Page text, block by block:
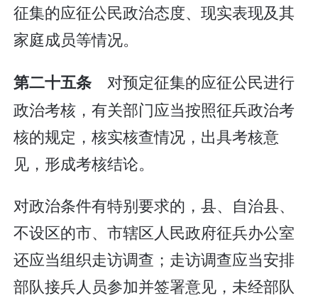
征集的应征公民政治态度、现实表现及其
家庭成员等情况。
第二十五条 对预定征集的应征公民进行
政治考核，有关部门应当按照征兵政治考
核的规定，核实核查情况，出具考核意
见，形成考核结论。
对政治条件有特别要求的，县、自治县、
不设区的市、市辖区人民政府征兵办公室
还应当组织走访调查；走访调查应当安排
部队接兵人员参加并签署意见，未经部队